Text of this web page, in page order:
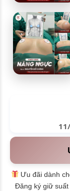
Ưu đãi dành
Đăng ký giữ suất